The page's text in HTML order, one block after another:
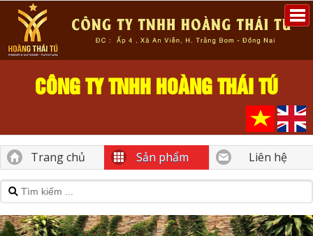
CÔNG TY TNHH HOÀNG THÁI TÚ
Trang chủ Sản phẩm Liên hệ